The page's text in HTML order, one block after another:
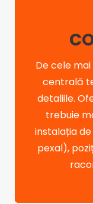
De cele
centrală
detaliile.
trebuie
instalația
pexal),